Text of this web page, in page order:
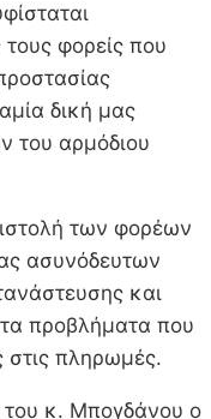
φορείς που
δική μας
του αρμόδιου
των φορέων
ασυνόδευτων
και
προβλήματα που
στις πληρωμές.
κ. Μπογδάνου ο